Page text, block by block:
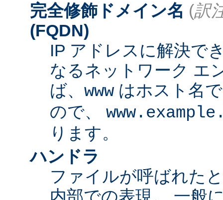
完全修飾ドメイン名 (訳
(FQDN)
IP アドレスに解決で
なるネットワーク エ
ば、 www はホスト名
ので、
ります。
ハンドラ
ファイルが呼ばれた
内部での表現。 一般